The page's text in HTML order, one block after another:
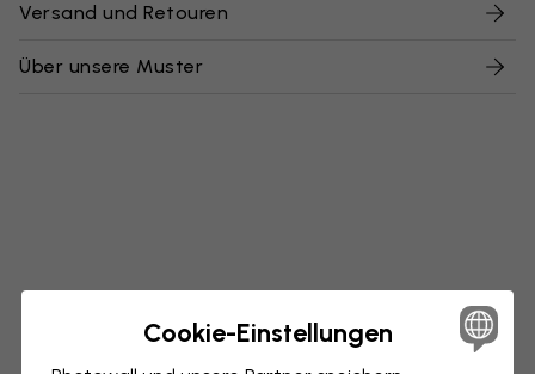
Versand und Retouren
Über unsere Muster
Cookie-Einstellungen